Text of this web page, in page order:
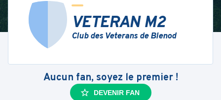
VETERAN M2
Club des Veterans de Blenod
Aucun fan, soyez le premier !
DEVENIR FAN